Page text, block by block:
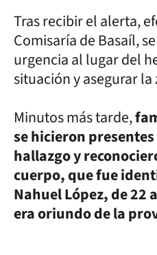
Tras recibir el alerta,
Comisaría de Basaíl,
urgencia al lugar del
situación y asegurar la
Minutos más tarde,
se hicieron
hallazgo y
cuerpo, que fue
Nahuel López, de 22
era oriundo de la